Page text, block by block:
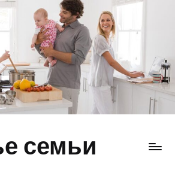
семьи